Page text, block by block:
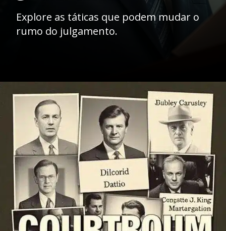
Explore as táticas que podem mudar o
rumo do julgamento.
Openinghttps://ademilsoncs.adv.br/